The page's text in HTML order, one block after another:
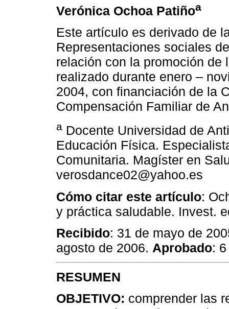
Verónica Ochoa Patiñoa
Este artículo es derivado de
Representaciones sociales
relación con la promoción de
realizado durante enero –
2004, con financiación de la
Compensación Familiar de
a Docente Universidad de
Educación Física.
Comunitaria. Magíster en
verosdance02@yahoo.es
Cómo citar este artículo:
y práctica saludable. Invest.
Recibido: 31 de mayo de
agosto de 2006. Aprobado:
RESUMEN
OBJETIVO: comprender las